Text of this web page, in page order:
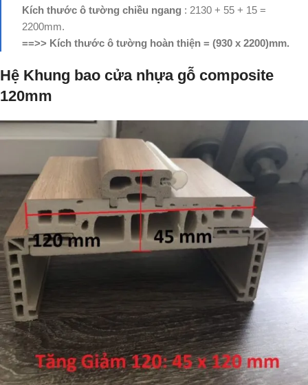
Kích thước ô tường chiều ngang : 2130 + 55 + 15 =
2200mm.
==>> Kích thước ô tường hoàn thiện = (930 x 2200)mm.
Hệ Khung bao cửa nhựa gỗ composite
120mm